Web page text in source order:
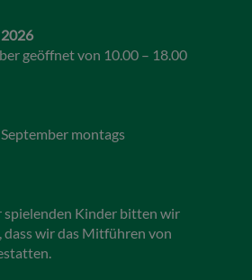
geöffnet von 10.00 – 18.00
montags
spielenden Kinder bitten wir
dass wir das Mitführen von